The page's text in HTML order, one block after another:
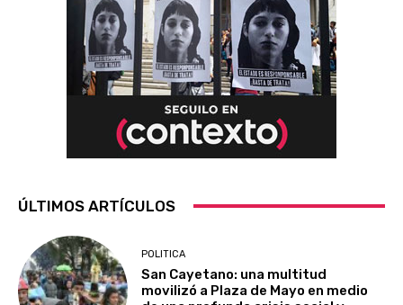
ÚLTIMOS ARTÍCULOS
POLITICA
San Cayetano: una multitud
movilizó a Plaza de Mayo en medio